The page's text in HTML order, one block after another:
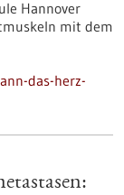
Hannover
mit dem
das-herz-